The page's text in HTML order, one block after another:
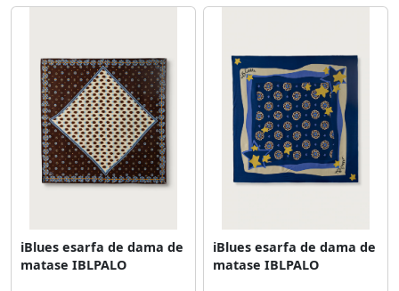
iBlues esarfa de dama de
matase IBLPALO
iBlues esarfa de dama de
matase IBLPALO